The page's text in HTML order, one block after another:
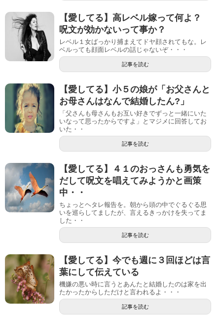
【愛してる】高レベル嫁って何よ？
呪文が効かないって事か？
レベル１女ばっかり捕まえてドヤ顔されてもな。レ
ベルっても顔面レベルの話じゃないぞ・・・
記事を読む
【愛してる】小５の娘が「お父さんと
お母さんはなんで結婚したん?」
「父さんも母さんもお互い好きでずっと一緒にいた
いなって思ったからですよ」とマジメに回答してお
いた・・
記事を読む
【愛してる】４１のおっさんも勇気を
だして呪文を唱えてみようかと画策
中・・
ちょっとヘタレ報告を。朝から頭の中でぐるぐる思
いを巡らしてましたが、言えるきっかけを失ってま
した・・
記事を読む
【愛してる】今でも週に３回ほどは言
葉にして伝えている
機嫌の悪い時に言うとあんたと結婚したのは家を出
たかったからしただけと言われるよ・・・
記事を読む